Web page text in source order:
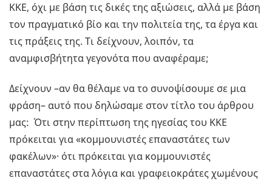
ΚΚΕ, όχι με βάση τις δικές της αξιώσεις, αλλά με βάση
τον πραγματικό βίο και την πολιτεία της, τα έργα και
τις πράξεις της. Τι δείχνουν, λοιπόν, τα
αναμφισβήτητα γεγονότα που αναφέραμε;
Δείχνουν –αν θα θέλαμε να το συνοψίσουμε σε μια
φράση– αυτό που δηλώσαμε στον τίτλο του άρθρου
μας: Ότι στην περίπτωση της ηγεσίας του ΚΚΕ
πρόκειται για «κομμουνιστές επαναστάτες των
φακέλων»· ότι πρόκειται για κομμουνιστές
επαναστάτες στα λόγια και γραφειοκράτες χωμένους